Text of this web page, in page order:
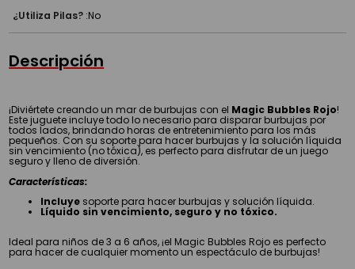
¿Utiliza Pilas? :No
Descripción
¡Diviértete creando un mar de burbujas con el Magic Bubbles Rojo!
Este juguete incluye todo lo necesario para disparar burbujas por
todos lados, brindando horas de entretenimiento para los más
pequeños. Con su soporte para hacer burbujas y la solución líquida
sin vencimiento (no tóxica), es perfecto para disfrutar de un juego
seguro y lleno de diversión.
Características:
Incluye soporte para hacer burbujas y solución líquida.
Líquido sin vencimiento, seguro y no tóxico.
Ideal para niños de 3 a 6 años, ¡el Magic Bubbles Rojo es perfecto
para hacer de cualquier momento un espectáculo de burbujas!